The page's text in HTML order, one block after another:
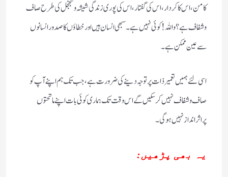
کامن،اس کاکردار،اس کی گفتار،اس کی پوری زندگی شیشہ وسجنجل کی طرح صاف
وشفاف ہے؟واللہ!کوئی نہیں ہے ۔سبھی انسان ہیں اورخطاؤں کاصدور انسانوں
سے عین ممکن ہے۔
اسی لئے ہمیں تعمیر ذات پرتوجہ دینے کی ضرورت ہے ،جب تک ہم اپنے آپ کو
صاف وشفاف نہیں کرسکیں گے اس وقت تک ہماری کوئی بات اپنے ماتحتوں
پراثرانداز نہیں ہوگی۔
یہ بھی پڑھیں: